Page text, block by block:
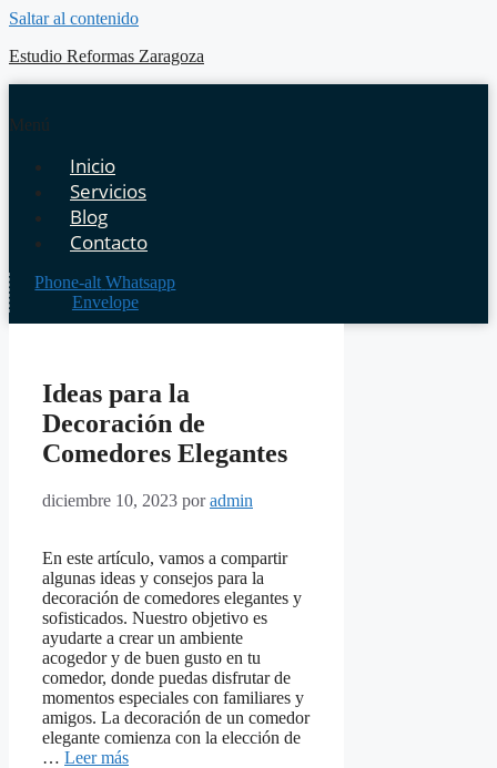
Saltar al contenido
Estudio Reformas Zaragoza
Menú
Inicio
Servicios
Blog
Contacto
Phone-alt Whatsapp
Envelope
Ideas para la
Decoración de
Comedores Elegantes
diciembre 10, 2023 poradmin
En este artículo, vamos a compartir
algunas ideas y consejos para la
decoración de comedores elegantes y
sofisticados. Nuestro objetivo es
ayudarte a crear un ambiente
acogedor y de buen gusto en tu
comedor, donde puedas disfrutar de
momentos especiales con familiares y
amigos. La decoración de un comedor
elegante comienza con la elección de
… Leer más